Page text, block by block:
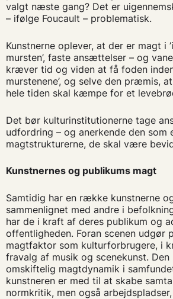
valgt næste gang? Det er
– ifølge Foucault – problematisk.
Kunstnerne oplever, at der er magt i
mursten’, faste ansættelser – og
kræver tid og viden at få foden
murstenene’, og selve den præmis,
hele tiden skal kæmpe for et
Det bør kulturinstitutionerne tage
udfordring – og anerkende den som
magtstrukturerne, de skal være
Kunstnernes og publikums magt
Samtidig har en række kunstnerne
sammenlignet med andre i
har de i kraft af deres publikum og
offentligheden. Foran scenen udgør
magtfaktor som kulturforbrugere, i
fravalg af musik og scenekunst.
omskiftelig magtdynamik i
kunstneren er med til at skabe
normkritik, men også